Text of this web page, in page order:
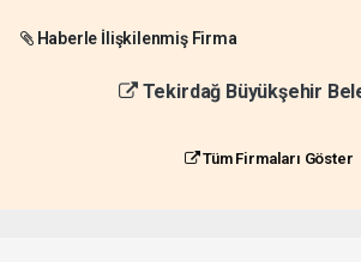
Haberle İlişkilenmiş Firma
Tekirdağ Büyükşehir
Tüm Firmaları Göster